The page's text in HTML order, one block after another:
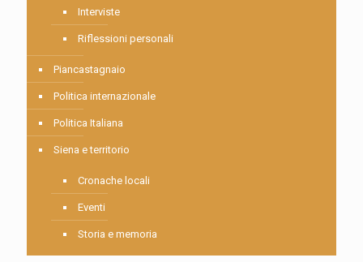
Interviste
Riflessioni personali
Piancastagnaio
Politica internazionale
Politica Italiana
Siena e territorio
Cronache locali
Eventi
Storia e memoria